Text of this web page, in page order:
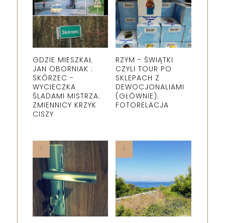
GDZIE MIESZKAŁ
JAN OBORNIAK :
SKÓRZEC -
WYCIECZKA
ŚLADAMI MISTRZA.
ZMIENNICY KRZYK
CISZY
RZYM - ŚWIĄTKI
CZYLI TOUR PO
SKLEPACH Z
DEWOCJONALIAMI
(GŁÓWNIE).
FOTORELACJA